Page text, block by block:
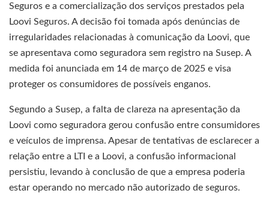
Seguros e a comercialização dos serviços prestados pela
Loovi Seguros. A decisão foi tomada após denúncias de
irregularidades relacionadas à comunicação da Loovi, que
se apresentava como seguradora sem registro na Susep. A
medida foi anunciada em 14 de março de 2025 e visa
proteger os consumidores de possíveis enganos.
Segundo a Susep, a falta de clareza na apresentação da
Loovi como seguradora gerou confusão entre consumidores
e veículos de imprensa. Apesar de tentativas de esclarecer a
relação entre a LTI e a Loovi, a confusão informacional
persistiu, levando à conclusão de que a empresa poderia
estar operando no mercado não autorizado de seguros.